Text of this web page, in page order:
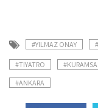
#YILMAZ ONAY
#TIYATRO
#ANKARA